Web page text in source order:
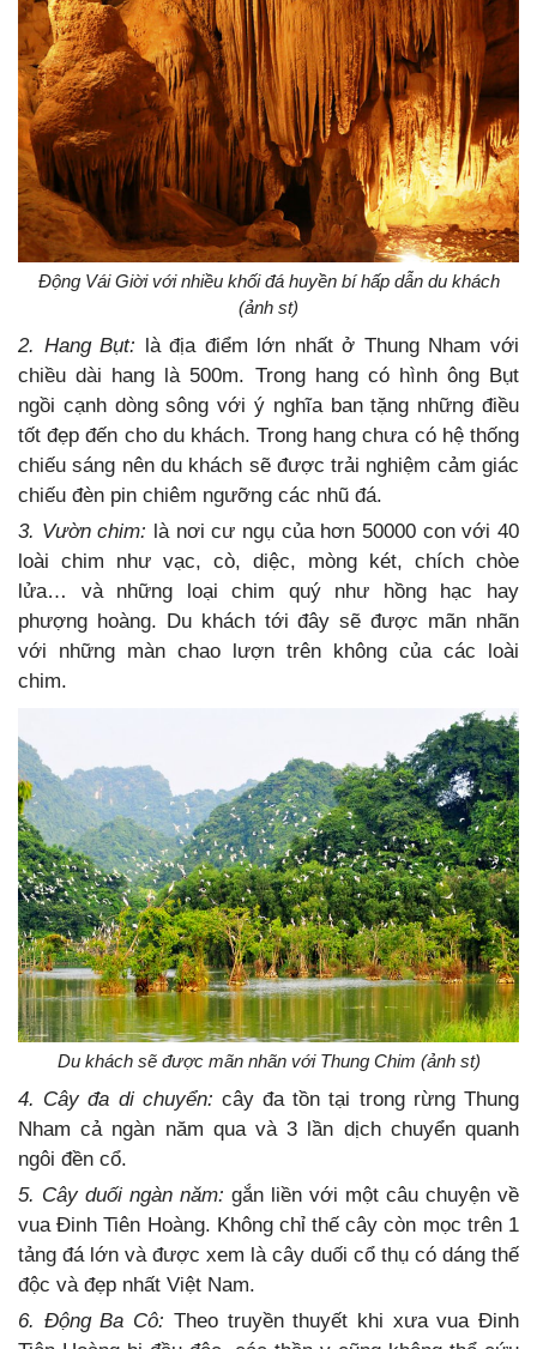
Động Vái Giời với nhiều khối đá huyền bí hấp dẫn du khách
(ảnh st)
2. Hang Bụt: là địa điểm lớn nhất ở Thung Nham với
chiều dài hang là 500m. Trong hang có hình ông Bụt
ngồi cạnh dòng sông với ý nghĩa ban tặng những điều
tốt đẹp đến cho du khách. Trong hang chưa có hệ thống
chiếu sáng nên du khách sẽ được trải nghiệm cảm giác
chiếu đèn pin chiêm ngưỡng các nhũ đá.
3. Vườn chim: là nơi cư ngụ của hơn 50000 con với 40
loài chim như vạc, cò, diệc, mòng két, chích chòe
lửa… và những loại chim quý như hồng hạc hay
phượng hoàng. Du khách tới đây sẽ được mãn nhãn
với những màn chao lượn trên không của các loài
chim.
Du khách sẽ được mãn nhãn với Thung Chim (ảnh st)
4. Cây đa di chuyển: cây đa tồn tại trong rừng Thung
Nham cả ngàn năm qua và 3 lần dịch chuyển quanh
ngôi đền cổ.
5. Cây duối ngàn năm: gắn liền với một câu chuyện về
vua Đinh Tiên Hoàng. Không chỉ thế cây còn mọc trên 1
tảng đá lớn và được xem là cây duối cổ thụ có dáng thế
độc và đẹp nhất Việt Nam.
6. Động Ba Cô: Theo truyền thuyết khi xưa vua Đinh